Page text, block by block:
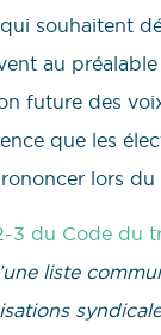
souhaitent
au préalable
future des
que les
lors du
3 du Code du
liste